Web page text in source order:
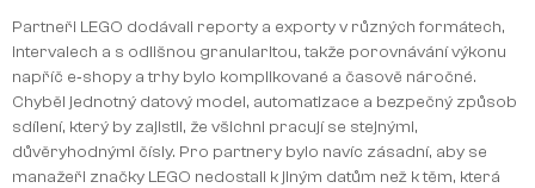
Partneři LEGO dodávali reporty a exporty v různých formátech,
intervalech a s odlišnou granularitou, takže porovnávání výkonu
napříč e‑shopy a trhy bylo komplikované a časově náročné.
Chyběl jednotný datový model, automatizace a bezpečný způsob
sdílení, který by zajistil, že všichni pracují se stejnými,
důvěryhodnými čísly. Pro partnery bylo navíc zásadní, aby se
manažeři značky LEGO nedostali k jiným datům než k těm, která